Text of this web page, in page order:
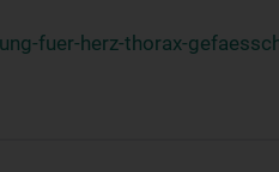
fuer-herz-thorax-